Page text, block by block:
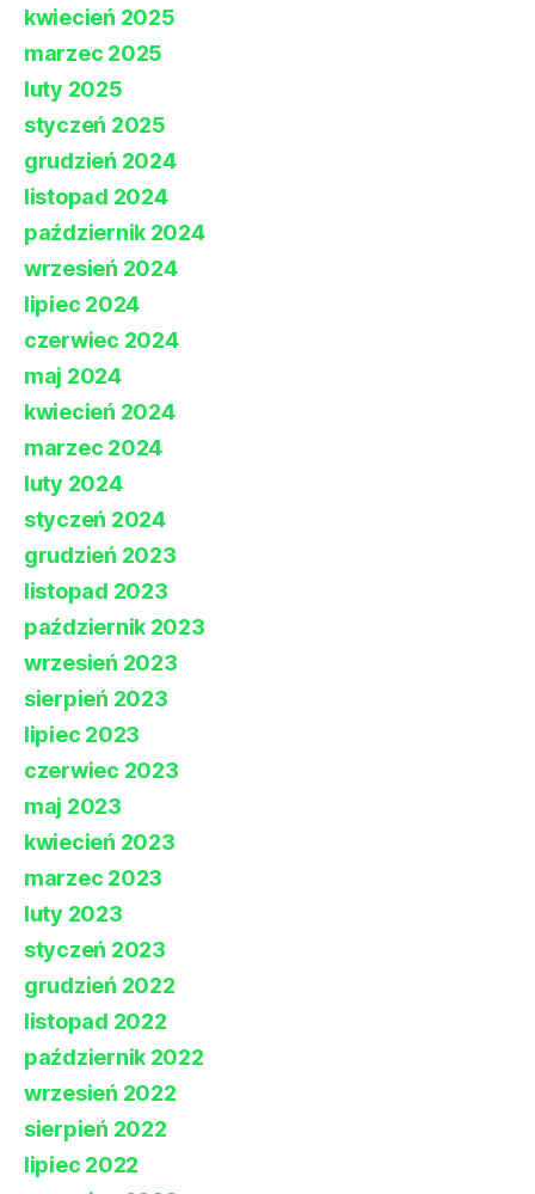
kwiecień 2025
marzec 2025
luty 2025
styczeń 2025
grudzień 2024
listopad 2024
październik 2024
wrzesień 2024
lipiec 2024
czerwiec 2024
maj 2024
kwiecień 2024
marzec 2024
luty 2024
styczeń 2024
grudzień 2023
listopad 2023
październik 2023
wrzesień 2023
sierpień 2023
lipiec 2023
czerwiec 2023
maj 2023
kwiecień 2023
marzec 2023
luty 2023
styczeń 2023
grudzień 2022
listopad 2022
październik 2022
wrzesień 2022
sierpień 2022
lipiec 2022